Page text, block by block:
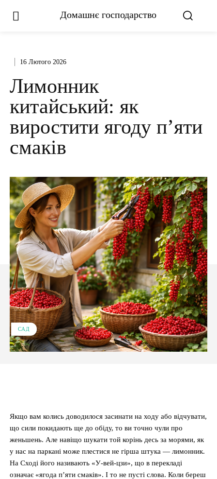
Домашнє господарство
16 Лютого 2026
Лимонник
китайський: як
виростити ягоду п’яти
смаків
САД
Якщо вам колись доводилося засинати на ходу або відчувати,
що сили покидають ще до обіду, то ви точно чули про
женьшень. Але навіщо шукати той корінь десь за морями, як
у нас на паркані може плестися не гірша штука — лимонник.
На Сході його називають «У-вей-цзи», що в перекладі
означає «ягода п’яти смаків». І то не пусті слова. Коли береш